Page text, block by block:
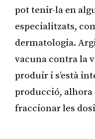
pot tenir-la en
especialitzats,
dermatologia.
vacuna contra la
produir i s’està
producció, alhora
fraccionar les